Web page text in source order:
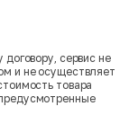
сервис не
и не осуществляет
товара